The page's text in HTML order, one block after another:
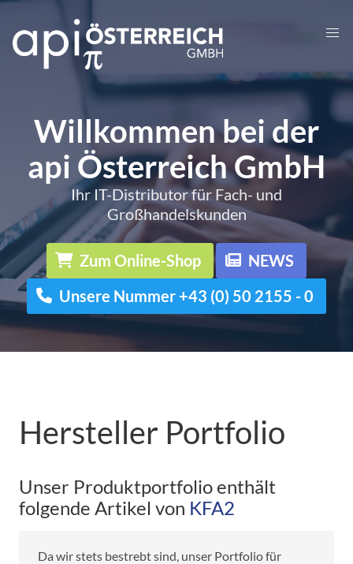
Willkommen bei der
api Österreich GmbH
Ihr IT-Distributor für Fach- und
Großhandelskunden
Zum Online-Shop
NEWS
Unsere Nummer +43 (0) 50 2155 - 0
Hersteller Portfolio
Unser Produktportfolio enthält
folgende Artikel von KFA2
Da wir stets bestrebt sind, unser Portfolio für